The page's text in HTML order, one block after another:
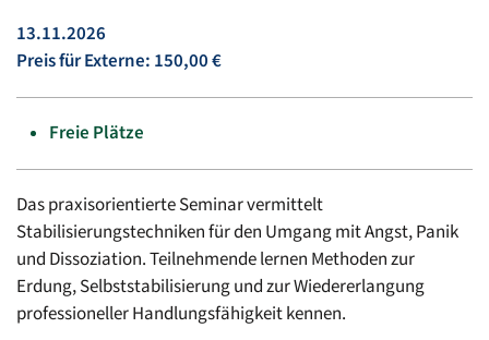
13.11.2026
Preis für Externe: 150,00 €
Freie Plätze
Das praxisorientierte Seminar vermittelt
Stabilisierungstechniken für den Umgang mit Angst, Panik
und Dissoziation. Teilnehmende lernen Methoden zur
Erdung, Selbststabilisierung und zur Wiedererlangung
professioneller Handlungsfähigkeit kennen.